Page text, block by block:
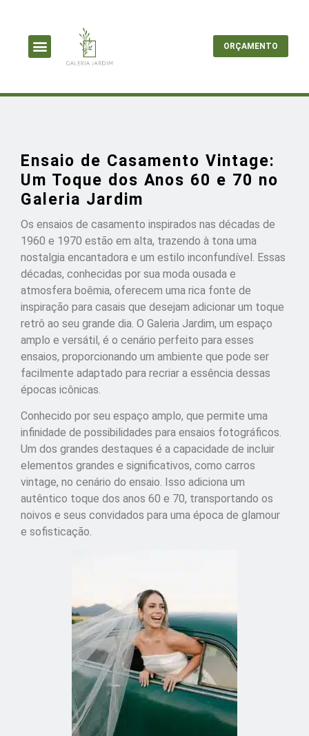
ORÇAMENTO
Ensaio de Casamento Vintage:
Um Toque dos Anos 60 e 70 no
Galeria Jardim
Os ensaios de casamento inspirados nas décadas de
1960 e 1970 estão em alta, trazendo à tona uma
nostalgia encantadora e um estilo inconfundível. Essas
décadas, conhecidas por sua moda ousada e
atmosfera boêmia, oferecem uma rica fonte de
inspiração para casais que desejam adicionar um toque
retrô ao seu grande dia. O Galeria Jardim, um espaço
amplo e versátil, é o cenário perfeito para esses
ensaios, proporcionando um ambiente que pode ser
facilmente adaptado para recriar a essência dessas
épocas icônicas.
Conhecido por seu espaço amplo, que permite uma
infinidade de possibilidades para ensaios fotográficos.
Um dos grandes destaques é a capacidade de incluir
elementos grandes e significativos, como carros
vintage, no cenário do ensaio. Isso adiciona um
autêntico toque dos anos 60 e 70, transportando os
noivos e seus convidados para uma época de glamour
e sofisticação.